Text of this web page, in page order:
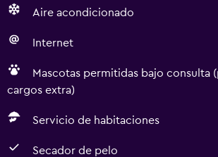
Aire acondicionado
Internet
Mascotas permitidas bajo consulta
cargos extra)
Servicio de habitaciones
Secador de pelo